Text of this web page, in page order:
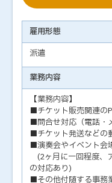
雇用形態
派遣
業務内容
【業務内容】
■チケット販売関連の
■問合せ対応（電話・
■チケット発送などの
■演奏会やイベント会
(2ヶ月に一回程度、
の対応あり)
■その他付随する事務